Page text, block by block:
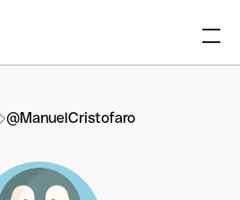
@ManuelCristofaro